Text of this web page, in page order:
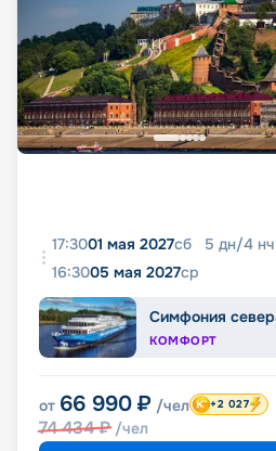
17:3001 мая 2027сб 5 дн/4 нч
16:3005 мая 2027ср
Симфония
КОМФОРТ
от 66 990 ₽ /чел
74 434₽ /чел
+2 027